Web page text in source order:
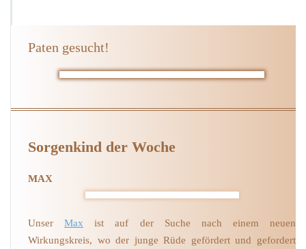
Paten gesucht!
Sorgenkind der Woche
MAX
UnserMax ist auf der Suche nach einem neuen
Wirkungskreis, wo der junge Rüde gefördert und gefordert